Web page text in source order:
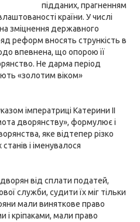
підданих, прагненням
країни. У числі
зміцнення державного
реформ вносять стрункість в
впевнена, що опорою її
Не дарма період
«золотим віком»
імператриці Катерини II
дворянству», формулює і
яке відтепер різко
і іменувалося
від сплати податей,
служби, судити їх міг тільки
мали виняткове право
і кріпаками, мали право